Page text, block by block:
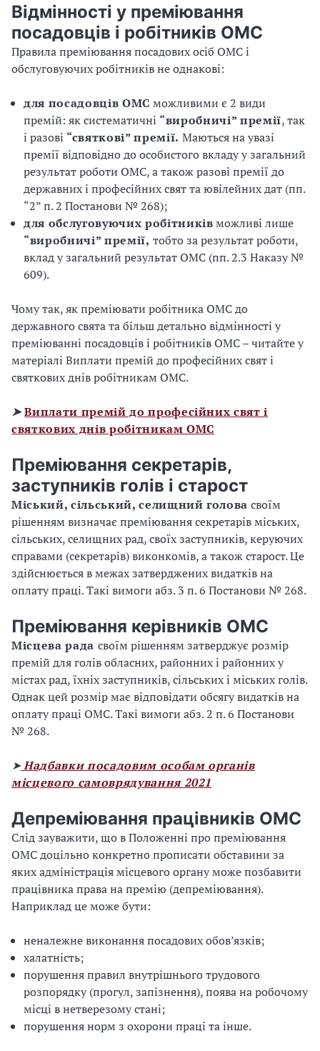
Відмінності у преміювання
посадовців і робітників ОМС
Правила преміювання посадових осіб ОМС і
обслуговуючих робітників не однакові:
для посадовців ОМС можливими є 2 види
премій: як систематичні “виробничі” премії, так
і разові “святкові” премії. Маються на увазі
премії відповідно до особистого вкладу у загальний
результат роботи ОМС, а також разові премії до
державних і професійних свят та ювілейних дат (пп.
“2” п. 2 Постанови № 268);
для обслуговуючих робітниківможливі лише
“виробничі” премії, тобто за результат роботи,
вклад у загальний результат ОМС (пп. 2.3 Наказу №
609).
Чому так, як преміювати робітника ОМС до
державного свята та більш детально відмінності у
преміюванні посадовців і робітників ОМС – читайте у
матеріалі Виплати премій до професійних свят і
святкових днів робітникам ОМС.
➤Виплати премій до професійних свят і
святкових днів робітникам ОМС
Преміювання секретарів,
заступників голів і старост
Міський, сільський, селищний голова своїм
рішенням визначає преміювання секретарів міських,
сільських, селищних рад, своїх заступників, керуючих
справами (секретарів) виконкомів, а також старост. Це
здійснюється в межах затверджених видатків на
оплату праці. Такі вимоги абз. 3 п. 6 Постанови № 268.
Преміювання керівників ОМС
Місцева рада своїм рішенням затверджує розмір
премій для голів обласних, районних і районних у
містах рад, їхніх заступників, сільських і міських голів.
Однак цей розмір має відповідати обсягу видатків на
оплату праці ОМС. Такі вимоги абз. 2 п. 6 Постанови
№ 268.
➤Надбавки посадовим особам органів
місцевого самоврядування 2021
Депреміювання працівників ОМС
Слід зауважити, що в Положенні про преміювання
ОМС доцільно конкретно прописати обставини за
яких адміністрація місцевого органу може позбавити
працівника права на премію (депреміювання).
Наприклад це може бути:
неналежне виконання посадових обов’язків;
халатність;
порушення правил внутрішнього трудового
розпорядку (прогул, запізнення), поява на робочому
місці в нетверезому стані;
порушення норм з охорони праці та інше.